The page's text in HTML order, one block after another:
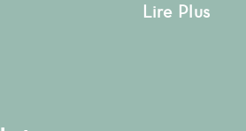
Lire Plus